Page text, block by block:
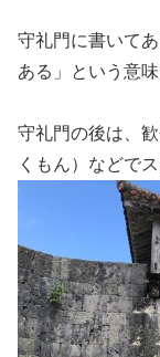
守礼門に書いて
ある」という意味
守礼門の後は、
くもん）などで